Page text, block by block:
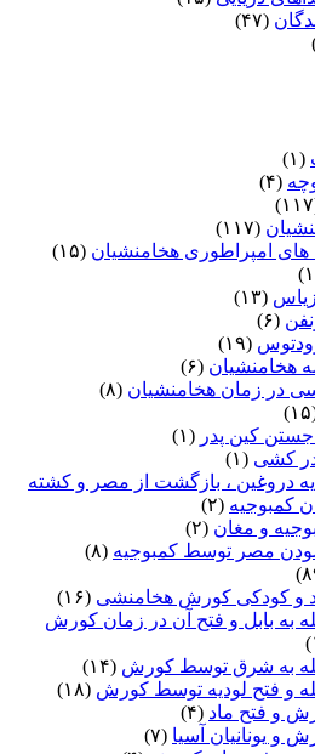
(۴۷)
(۱)
(۴)
(۱۱۷)
های امپراطوری هخامنشیان (۱۵)
(۱۳)
(۶)
(۱۹)
هخامنشیان (۶)
در زمان هخامنشیان (۸)
جستن کین پدر (۱)
کشی (۱)
دروغین ، بازگشت از مصر و کشته
کمبوجیه (۲)
و مغان (۲)
مصر توسط کمبوجیه (۸)
و کودکی کورش هخامنشی (۱۶)
به بابل و فتح آن در زمان کورش
به شرق توسط کورش (۱۴)
و فتح لودیه توسط کورش (۱۸)
و فتح ماد (۴)
و یونانیان آسیا (۷)